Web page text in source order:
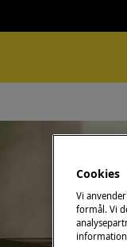
Cookies
Vi
formål. Vi
information